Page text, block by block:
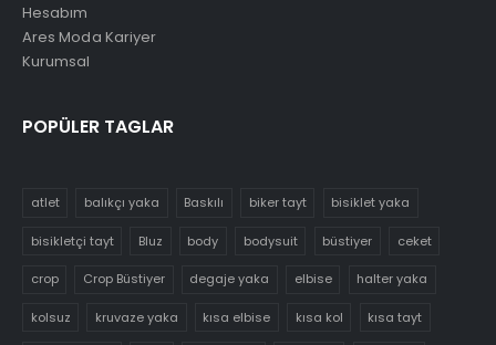
Hesabım
Ares Moda Kariyer
Kurumsal
POPÜLER TAGLAR
atlet balıkçı yaka Baskılı biker tayt bisiklet yaka
bisikletçi tayt Bluz body bodysuit büstiyer ceket
crop Crop Büstiyer degaje yaka elbise halter yaka
kolsuz kruvaze yaka kısa elbise kısa kol kısa tayt